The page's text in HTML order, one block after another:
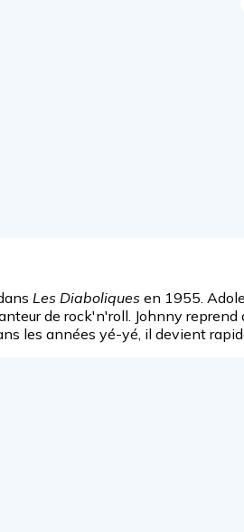
Les Diaboliques en 1955.
de rock'n'roll. Johnny
les années yé-yé, il devient